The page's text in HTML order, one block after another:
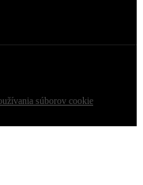
súborov cookie